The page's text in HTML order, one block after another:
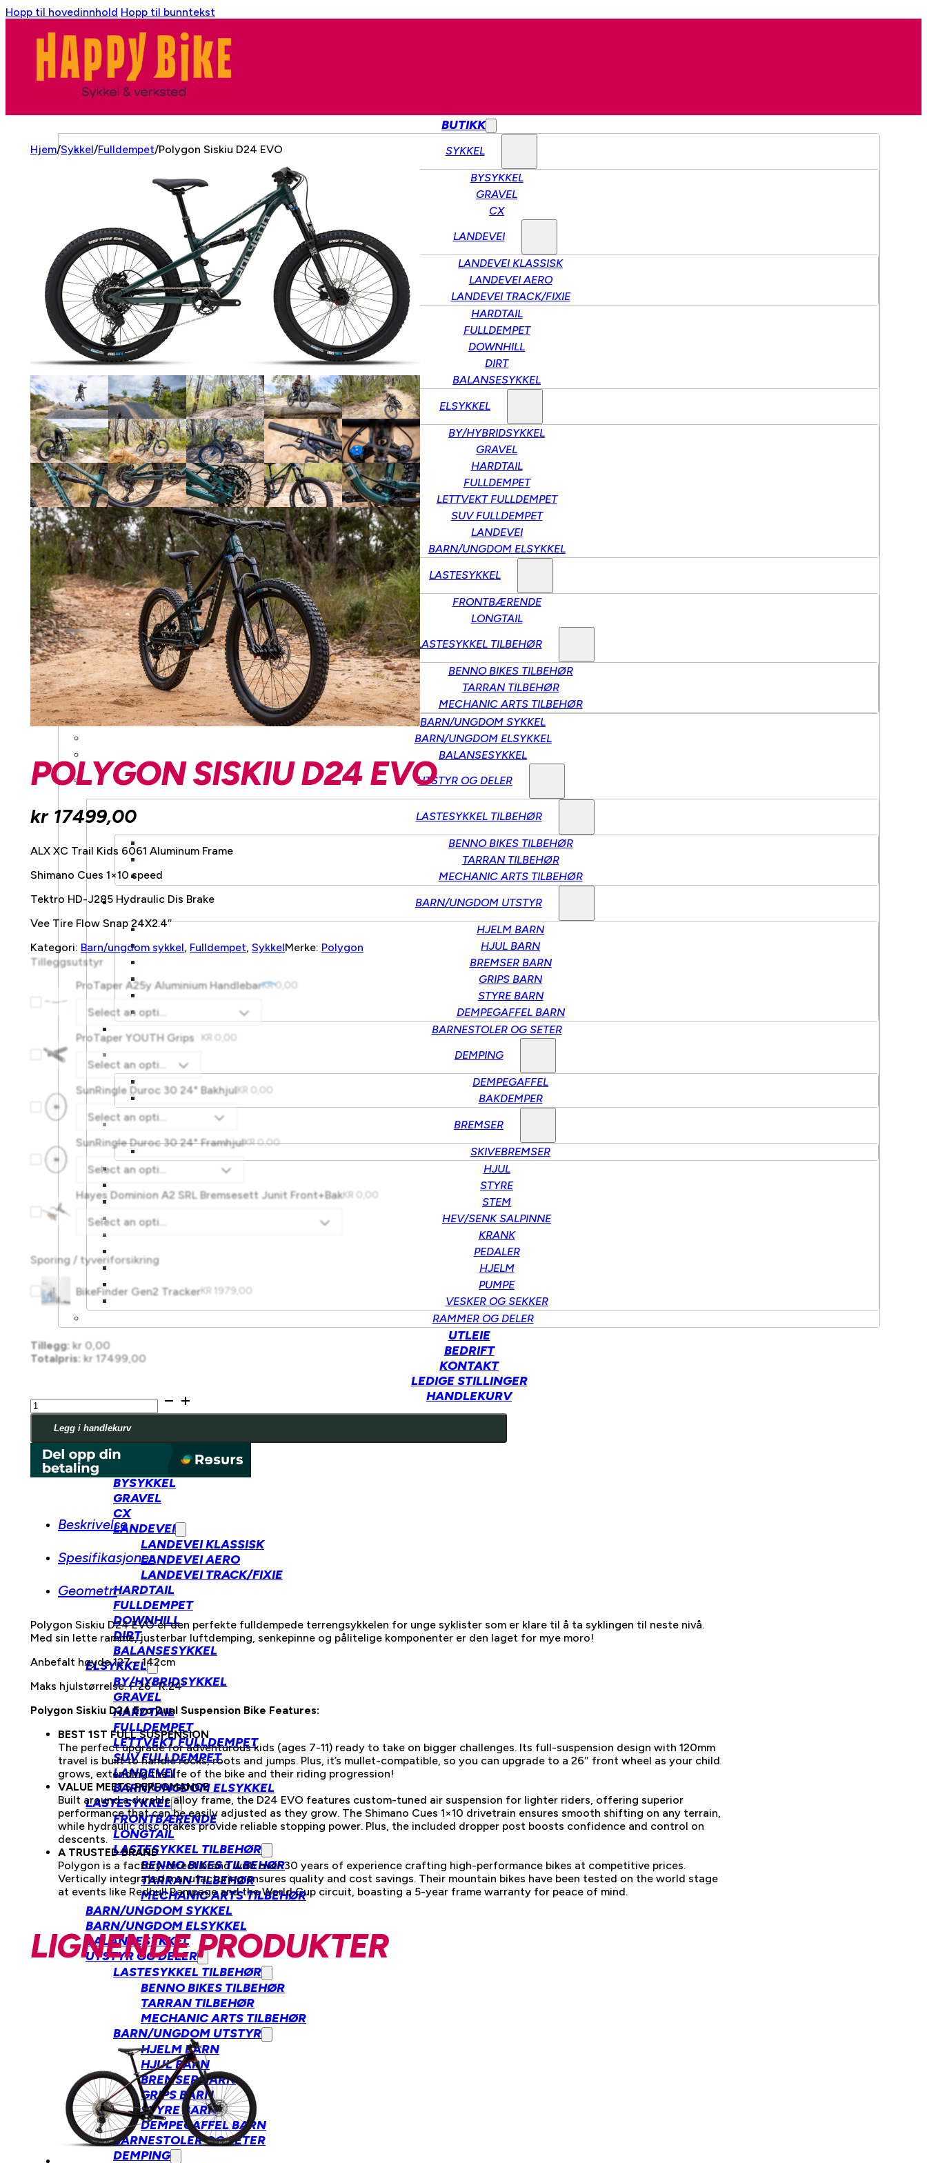
Hopp til hovedinnhold Hopp til bunntekst
BUTIKK
SYKKEL
BYSYKKEL
GRAVEL
CX
LANDEVEI
LANDEVEI KLASSISK
LANDEVEI AERO
LANDEVEI TRACK/FIXIE
HARDTAIL
FULLDEMPET
DOWNHILL
DIRT
BALANSESYKKEL
ELSYKKEL
BY/HYBRIDSYKKEL
GRAVEL
HARDTAIL
FULLDEMPET
LETTVEKT FULLDEMPET
SUV FULLDEMPET
LANDEVEI
BARN/UNGDOM ELSYKKEL
LASTESYKKEL
FRONTBÆRENDE
LONGTAIL
LASTESYKKEL TILBEHØR
BENNO BIKES TILBEHØR
TARRAN TILBEHØR
MECHANIC ARTS TILBEHØR
BARN/UNGDOM SYKKEL
BARN/UNGDOM ELSYKKEL
BALANSESYKKEL
UTSTYR OG DELER
LASTESYKKEL TILBEHØR
BENNO BIKES TILBEHØR
TARRAN TILBEHØR
MECHANIC ARTS TILBEHØR
BARN/UNGDOM UTSTYR
HJELM BARN
HJUL BARN
BREMSER BARN
GRIPS BARN
STYRE BARN
DEMPEGAFFEL BARN
BARNESTOLER OG SETER
DEMPING
DEMPEGAFFEL
BAKDEMPER
BREMSER
SKIVEBREMSER
HJUL
STYRE
STEM
HEV/SENK SALPINNE
KRANK
PEDALER
HJELM
PUMPE
VESKER OG SEKKER
RAMMER OG DELER
UTLEIE
BEDRIFT
KONTAKT
LEDIGE STILLINGER
HANDLEKURV
BUTIKK
SYKKEL
BYSYKKEL
GRAVEL
CX
LANDEVEI
LANDEVEI KLASSISK
LANDEVEI AERO
LANDEVEI TRACK/FIXIE
HARDTAIL
FULLDEMPET
DOWNHILL
DIRT
BALANSESYKKEL
ELSYKKEL
BY/HYBRIDSYKKEL
GRAVEL
HARDTAIL
FULLDEMPET
LETTVEKT FULLDEMPET
SUV FULLDEMPET
LANDEVEI
BARN/UNGDOM ELSYKKEL
LASTESYKKEL
FRONTBÆRENDE
LONGTAIL
LASTESYKKEL TILBEHØR
BENNO BIKES TILBEHØR
TARRAN TILBEHØR
MECHANIC ARTS TILBEHØR
BARN/UNGDOM SYKKEL
BARN/UNGDOM ELSYKKEL
BALANSESYKKEL
UTSTYR OG DELER
LASTESYKKEL TILBEHØR
BENNO BIKES TILBEHØR
TARRAN TILBEHØR
MECHANIC ARTS TILBEHØR
BARN/UNGDOM UTSTYR
HJELM BARN
HJUL BARN
BREMSER BARN
GRIPS BARN
STYRE BARN
DEMPEGAFFEL BARN
BARNESTOLER OG SETER
DEMPING
Hjem/Sykkel/Fulldempet/Polygon Siskiu D24 EVO
POLYGON SISKIU D24 EVO
kr17499,00
ALX XC Trail Kids 6061 Aluminum Frame
Shimano Cues 1×10 speed
Tektro HD-J285 Hydraulic Dis Brake
Vee Tire Flow Snap 24X2.4″
Kategori: Barn/ungdom sykkel, Fulldempet, SykkelMerke: Polygon
Tilleggsutstyr
ProTaper A25y Aluminium HandlebarKR0,00
ProTaper YOUTH Grips KR 0,00
SunRingle Duroc 30 24" BakhjulKR 0,00
SunRingle Duroc 30 24" FramhjulKR0,00
Hayes Dominion A2 SRL Bremsesett Junit Front+BakKR 0,00
Sporing / tyveriforsikring
BikeFinder Gen2 TrackerKR 1979,00
Tillegg: kr 0,00
Totalpris: kr 17499,00
Polygon
Siskiu
EVO
antall
Legg i handlekurv
Beskrivelse
Spesifikasjoner
Geometri
Polygon Siskiu D24 EVO er den perfekte fulldempede terrengsykkelen for unge syklister som er klare til å ta syklingen til neste nivå.
Med sin lette ramme, justerbar luftdemping, senkepinne og pålitelige komponenter er den laget for mye moro!
Anbefalt høyde 127 – 142cm
Maks hjulstørrelse: F:26″ R:24″
Polygon Siskiu D24 Evo Dual Suspension Bike Features:
BEST 1ST FULL SUSPENSION
The perfect upgrade for adventurous kids (ages 7-11) ready to take on bigger challenges. Its full-suspension design with 120mm
travel is built to handle rocks, roots and jumps. Plus, it’s mullet-compatible, so you can upgrade to a 26″ front wheel as your child
grows, extending the life of the bike and their riding progression!
VALUE MEETS PERFOMANCE
Built around a durable alloy frame, the D24 EVO features custom-tuned air suspension for lighter riders, offering superior
performance that can be easily adjusted as they grow. The Shimano Cues 1×10 drivetrain ensures smooth shifting on any terrain,
while hydraulic disc brakes provide reliable stopping power. Plus, the included dropper post boosts confidence and control on
descents.
A TRUSTED BRAND
Polygon is a factory-direct brand with over 30 years of experience crafting high-performance bikes at competitive prices.
Vertically integrated manufacturing ensures quality and cost savings. Their mountain bikes have been tested on the world stage
at events like Redbull Rampage and the World Cup circuit, boasting a 5-year frame warranty for peace of mind.
LIGNENDE PRODUKTER